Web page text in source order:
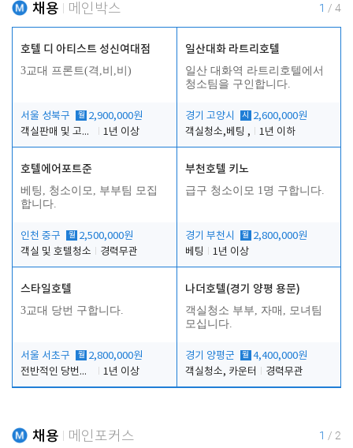
채용 메인박스 1 / 4
호텔 디 아티스트 성신여대점
3교대 프론트(격,비,비)
서울 성북구 월 2,900,000원
객실판매 및 고객응대
1년 이상
일산대화 라트리호텔
일산 대화역 라트리호텔에서
청소팀을 구인합니다.
경기 고양시 시
2,600,000원
객실청소,베팅 ,
1년 이하
호텔에어포트준
베팅, 청소이모, 부부팀 모집
합니다.
인천 중구 월 2,500,000원
객실 및 호텔청소
경력무관
부천호텔 키노
급구 청소이모 1명 구합니다.
경기 부천시 월 2,800,000원
베팅
1년 이상
스타일호텔
3교대 당번 구합니다.
서울 서초구 월 2,800,000원
전반적인 당번업무
1년 이상
나더호텔(경기 양평 용문)
객실청소 부부, 자매, 모녀팀
모십니다.
경기 양평군 월 4,400,000원
객실청소, 카운터
경력무관
채용 메인포커스 1 / 2